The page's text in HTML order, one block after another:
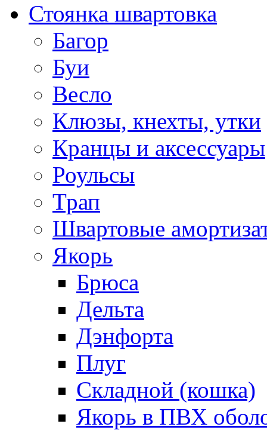
Стоянка швартовка
Багор
Буи
Весло
Клюзы, кнехты, утки
Кранцы и аксессуары
Роульсы
Трап
Швартовые
Якорь
Брюса
Дельта
Дэнфорта
Плуг
Складной (кошка)
Якорь в ПВХ